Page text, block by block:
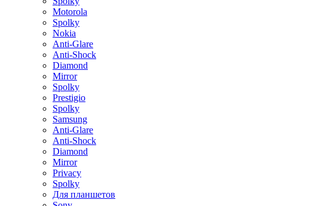
Motorola
Spolky
Nokia
Anti-Glare
Anti-Shock
Diamond
Mirror
Spolky
Prestigio
Spolky
Samsung
Anti-Glare
Anti-Shock
Diamond
Mirror
Privacy
Spolky
Для планшетов